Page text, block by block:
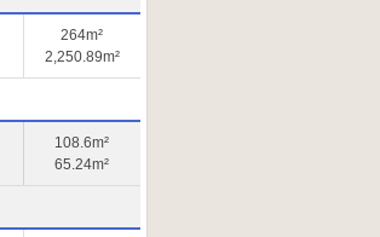
264m²
2,250.89m²
108.6m²
65.24m²